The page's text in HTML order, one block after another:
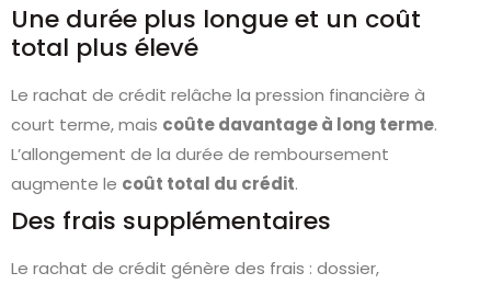
Une durée plus longue et un coût
total plus élevé
Le rachat de crédit relâche la pression financière à
court terme, mais coûte davantage à long terme.
L’allongement de la durée de remboursement
augmente le coût total du crédit.
Des frais supplémentaires
Le rachat de crédit génère des frais : dossier,